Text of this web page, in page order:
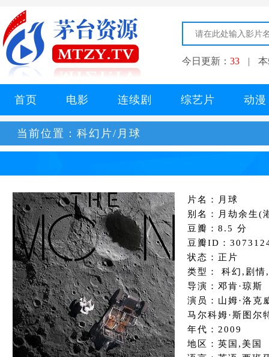
今日更新： 33 |
首页 电影 连续剧 综艺片 动漫
当前位置： 科幻片/月球
片名：月球
别名：月劫余生(
豆瓣：8.5 分
豆瓣ID：
状态：正片
类型： 科幻,剧
导演：邓肯·琼斯
演员：山姆·洛克
马尔科姆·斯图尔
年代：2009
地区：英国,美国